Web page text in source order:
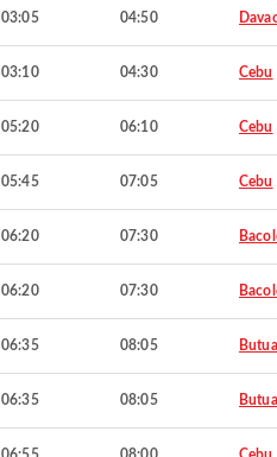
03:05 04:50
03:10 04:30 Cebu
05:20 06:10 Cebu
05:45 07:05 Cebu
06:20 07:30
06:20 07:30
06:35 08:05
06:35 08:05